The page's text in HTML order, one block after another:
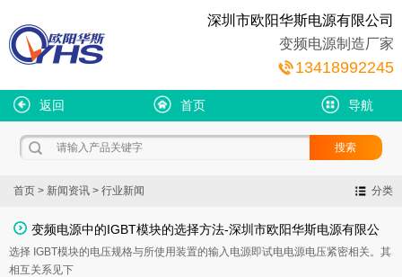
深圳市欧阳华斯电源有限公司
变频电源制造厂家
13418992245
返回 首页 导航
分类
首页 > 新闻资讯 > 行业新闻
变频电源中的IGBT模块的选择方法-深圳市欧阳华斯电源有限公
司，仅供参考
选择 IGBT模块的电压规格与所使用装置的输入电源即试电电源电压紧密相关。其
相互关系见下